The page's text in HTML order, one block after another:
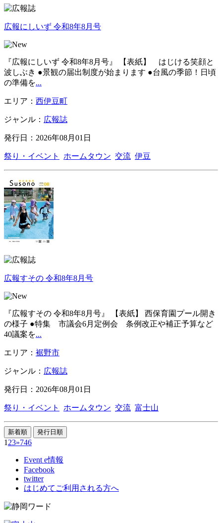
広報にしいず 令和8年8月号
『広報にしいず 令和8年8月号』 【表紙】 はじける笑顔と
波しぶき ●景観の届出制度が始まります ●台風の季節！日頃
の準備を...
エリア： 西伊豆町
ジャンル： 広報誌
発行日：2026年08月01日
祭り・イベント ホームタウン 交流 伊豆
広報すその 令和8年8月号
『広報すその 令和8年8月号』 【表紙】 西保育園プール開き
の様子 ●特集 市議会6月定例会 条例改正や補正予算など
40議案を...
エリア： 裾野市
ジャンル： 広報誌
発行日：2026年08月01日
祭り・イベント ホームタウン 交流 富士山
1 23»746
Event e情報
Facebook
twitter
はじめてご利用される方へ